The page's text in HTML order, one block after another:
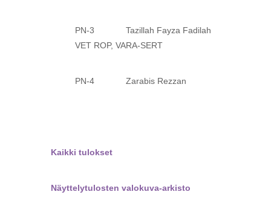
PN-3 Tazillah Fayza Fadilah
VET ROP, VARA-SERT
PN-4 Zarabis Rezzan
Kaikki tulokset
Näyttelytulosten valokuva-arkisto